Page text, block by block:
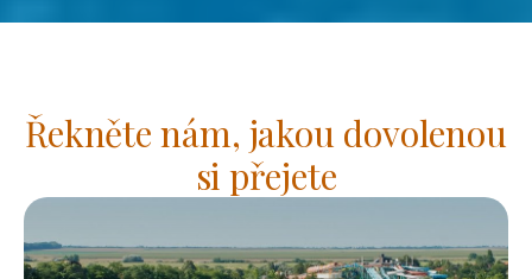
Řekněte nám, jakou dovolenou
si přejete